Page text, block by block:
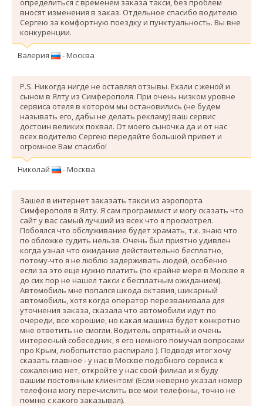
вносят изменения в заказ. Отдельное спасибо водителю
Сергею за комфортную поездку и пунктуальность. Вы вне
конкуренции.
Валерия - Москва
P.S. Никогда нигде не оставлял отзывы. Ехали с женой и
сыном в Ялту из Симферополя. При очень низком уровне
сервиса отеля в котором мы остановились (не будем
называть его, дабы не делать рекламу) ваш сервис
достоин великих похвал. От моего сыночка да и от нас
всех водителю Сергею передайте большой привет и
огромное Вам спасибо!
Николай - Москва
Зашел в интернет заказать такси из аэропорта
Симферополя в Ялту. Я сам программист и могу сказать что
сайт у вас самый лучший из всех что я просмотрел.
Побоялся что обслуживание будет храмать, т.к. знаю что
по обложке судить нельзя. Очень был приятно удивлен
когда узнал что ожидание действительно бесплатно,
потому-что я не люблю задерживать людей, особенно
если за это еще нужно платить (по крайне мере в Москве я
до сих пор не нашел такси с бесплатным ожиданием).
Автомобиль мне попался шкода октавия, шикарный
автомобиль, хотя когда оператор перезванивала для
уточнения заказа, сказала что автомобили идут по
очереди, все хорошие, но какая машина будет конкретно
мне ответить не смогли. Водитель опрятный и очень
интересный собеседник, я его немного помучал вопросами
про Крым, любопытство распирало ). Подводя итог хочу
сказать главное - у нас в Москве подобного сервиса к
сожалению нет, откройте у нас свой филиал и я буду
вашим постоянным клиентом! (Если неверно указал номер
телефона могу перечислить все мои телефоны, точно не
помню с какого заказывал).